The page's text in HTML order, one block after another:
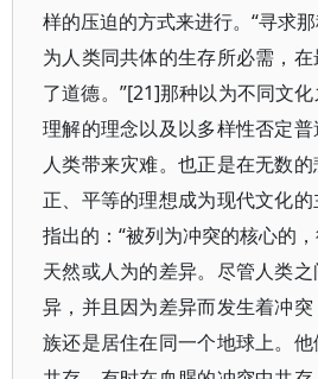
样的压迫的方式来进行。“寻求
为人类同共体的生存所必需，
了道德。”[21]那种以为不同文
理解的理念以及以多样性否定
人类带来灾难。也正是在无数
正、平等的理想成为现代文化
指出的：“被列为冲突的核心的
天然或人为的差异。尽管人类
异，并且因为差异而发生着冲
族还是居住在同一个地球上。